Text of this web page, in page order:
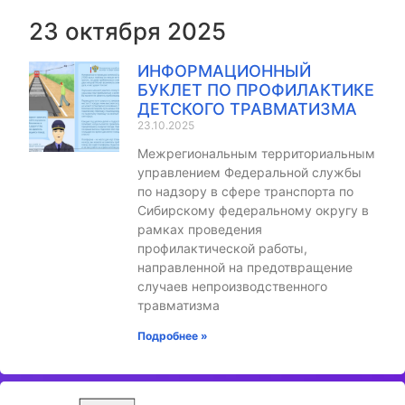
23 октября 2025
ИНФОРМАЦИОННЫЙ
БУКЛЕТ ПО ПРОФИЛАКТИКЕ
ДЕТСКОГО ТРАВМАТИЗМА
23.10.2025
Межрегиональным территориальным
управлением Федеральной службы
по надзору в сфере транспорта по
Сибирскому федеральному округу в
рамках проведения
профилактической работы,
направленной на предотвращение
случаев непроизводственного
травматизма
Подробнее »